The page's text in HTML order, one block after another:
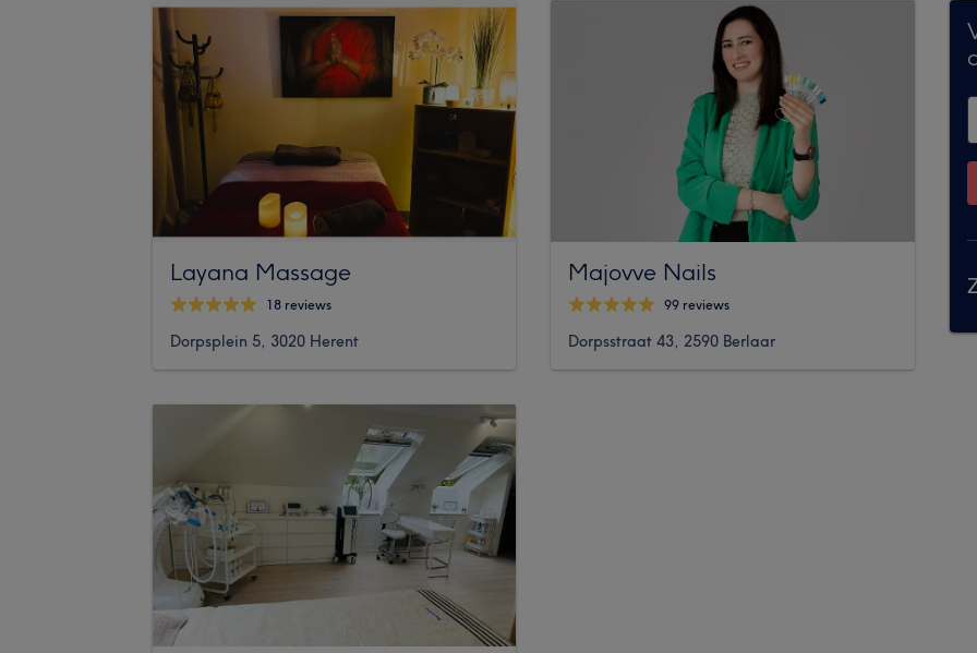
Layana Massage
18 reviews
Dorpsplein 5, 3020 Herent
Majovve Nails
99 reviews
Dorpsstraat 43, 2590 Berlaar